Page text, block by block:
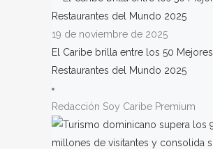
19 de noviembre de 2025
El Caribe brilla entre los 50 Mejores
Restaurantes del Mundo 2025
Redacción Soy Caribe Premium